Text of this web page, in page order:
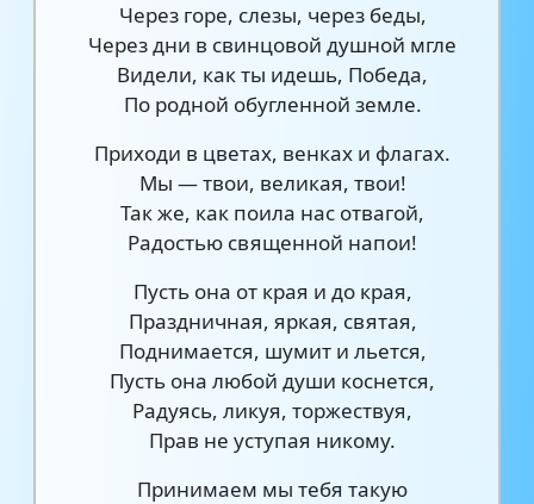
Через горе, слезы, через беды,
Через дни в свинцовой душной мгле
Видели, как ты идешь, Победа,
По родной обугленной земле.
Приходи в цветах, венках и флагах.
Мы — твои, великая, твои!
Так же, как поила нас отвагой,
Радостью священной напои!
Пусть она от края и до края,
Праздничная, яркая, святая,
Поднимается, шумит и льется,
Пусть она любой души коснется,
Радуясь, ликуя, торжествуя,
Прав не уступая никому.
Принимаем мы тебя такую